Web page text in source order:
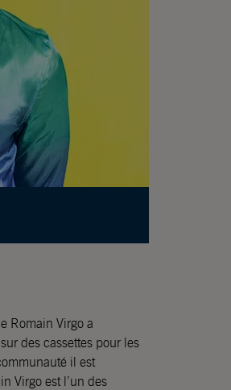
Romain Virgo a
des cassettes pour les
il est
Virgo est l’un des